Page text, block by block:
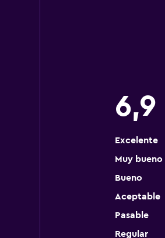
6,9
Excelente
Muy bueno
Bueno
Aceptable
Pasable
Regular